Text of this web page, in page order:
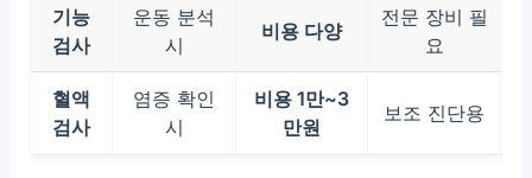
기능
검사
운동 분석
시
비용 다양
전문 장비 필
요
혈액
검사
염증 확인
시
비용 1만~3
만원
보조 진단용